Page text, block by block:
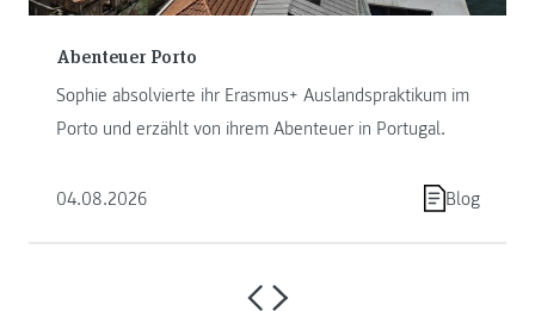
Abenteuer Porto
Sophie absolvierte ihr Erasmus+ Auslandspraktikum im
Porto und erzählt von ihrem Abenteuer in Portugal.
04.08.2026 Blog